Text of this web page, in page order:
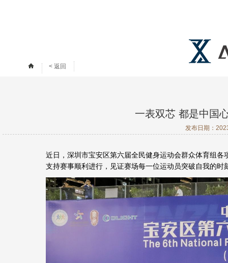
< 返回
一表双芯 都是中国
发布日期：
近日，深圳市宝安区第六届全民健身运动会群众体育组
支持赛事顺利进行，见证赛场每一位运动员突破自我的时